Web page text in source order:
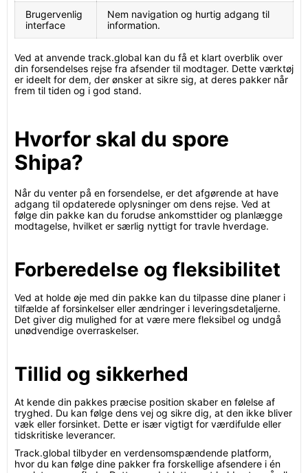
Brugervenlig
interface
Nem navigation og hurtig adgang til
information.
Ved at anvende track.global kan du få et klart overblik over
din forsendelses rejse fra afsender til modtager. Dette værktøj
er ideelt for dem, der ønsker at sikre sig, at deres pakker når
frem til tiden og i god stand.
Hvorfor skal du spore
Shipa?
Når du venter på en forsendelse, er det afgørende at have
adgang til opdaterede oplysninger om dens rejse. Ved at
følge din pakke kan du forudse ankomsttider og planlægge
modtagelse, hvilket er særlig nyttigt for travle hverdage.
Forberedelse og fleksibilitet
Ved at holde øje med din pakke kan du tilpasse dine planer i
tilfælde af forsinkelser eller ændringer i leveringsdetaljerne.
Det giver dig mulighed for at være mere fleksibel og undgå
unødvendige overraskelser.
Tillid og sikkerhed
At kende din pakkes præcise position skaber en følelse af
tryghed. Du kan følge dens vej og sikre dig, at den ikke bliver
væk eller forsinket. Dette er især vigtigt for værdifulde eller
tidskritiske leverancer.
Track.global tilbyder en verdensomspændende platform,
hvor du kan følge dine pakker fra forskellige afsendere i én